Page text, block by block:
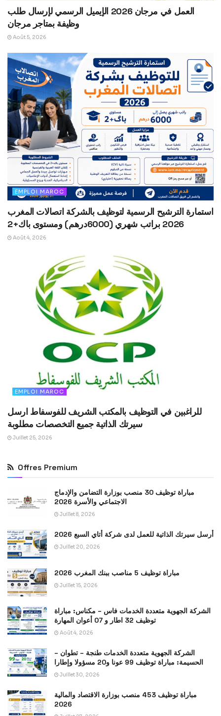
العمل في مرجان 2026 الإيميل الرسمي لإرسال طلب
وظيفة بمتاجر مرجان
Août 5, 2026
EMPLOI MAROC
استمارة الترشيح الرسمية لتوظيف بالشركة اتصالات المغرب
2026 براتب شهري (6000درهم) ومستوى باك+2
Août 4, 2026
EMPLOI MAROC
للراغبين في التوظيف بالمكتب الشريف للفوسفاط ارسل
سيرتك الذاتية جميع التخصصات مطلوبة
Juillet 25, 2026
Offres Premium
مباراة توظيف 30 منصب بوزارة التضامن والإدماج
الاجتماعي والأسرة 2026
Juillet 8, 2026
أرسل سيرتك الذاتية للعمل لدى شركة أتاي السبع 2026
Juillet 20, 2026
مباراة توظيف 5 مناصب ببنك المغرب 2026
Juillet 15, 2026
الشركة الجهوية متعددة الخدمات فاس – مكناس: مباراة
توظيف 32 اطار و 07 أعوان المهارة
Août 4, 2026
الشركة الجهوية متعددة الخدمات طنجة – تطوان –
الحسيمة: مباراة توظيف 99 عونا و20 مسؤولا وإطارا
Juillet 30, 2026
مباراة توظيف 453 منصب بوزارة الاقتصاد والمالية
2026